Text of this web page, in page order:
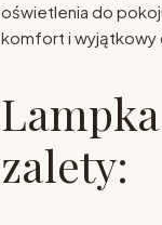
oświetlenia do
komfort i wyjątkowy
zalety: